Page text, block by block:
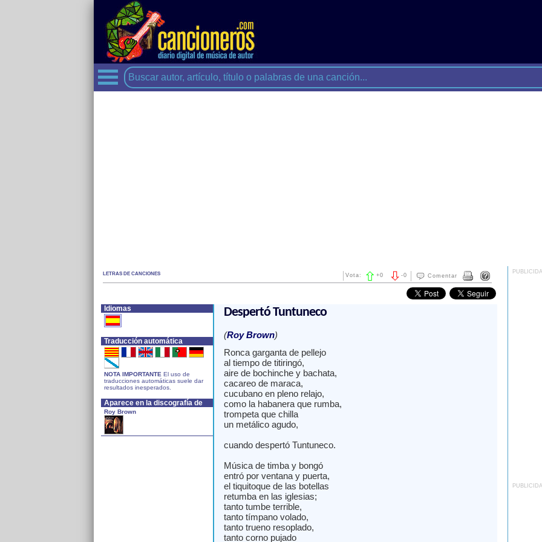
LETRAS DE CANCIONES Comentar
-0
Vota: +0
Idiomas
Traducción automática
NOTA IMPORTANTE El uso de
traducciones automáticas suele dar
resultados inesperados.
Aparece en la discografía de
Roy Brown
Despertó Tuntuneco
(Roy Brown)
Ronca garganta de pellejo
al tiempo de titiringó,
aire de bochinche y bachata,
cacareo de maraca,
cucubano en pleno relajo,
como la habanera que rumba,
trompeta que chilla
un metálico agudo,
cuando despertó Tuntuneco.
Música de timba y bongó
entró por ventana y puerta,
el tiquitoque de las botellas
retumba en las iglesias;
tanto tumbe terrible,
tanto tímpano volado,
tanto trueno resoplado,
tanto corno pujado